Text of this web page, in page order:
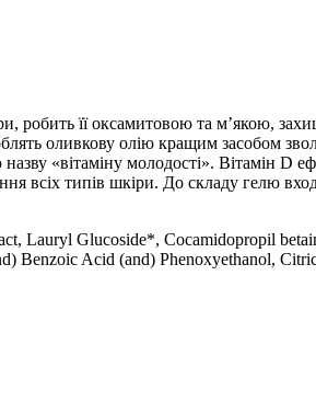
робить її оксамитовою та м’якою,
оливкову олію кращим засобом
«вітаміну молодості». Вітамін D
типів шкіри. До складу гелю
Lauryl Glucoside*, Cocamidopropil
Benzoic Acid (and) Phenoxyethanol,